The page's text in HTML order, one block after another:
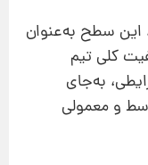
این سطح به‌عنوان
کلی تیم
به‌جای
و معمولی